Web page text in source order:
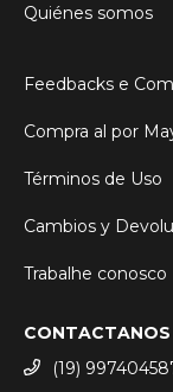
Quiénes somos
Feedbacks e
Compra al por
Términos de Uso
Cambios y
Trabalhe conosco
CONTACTANOS
(19)